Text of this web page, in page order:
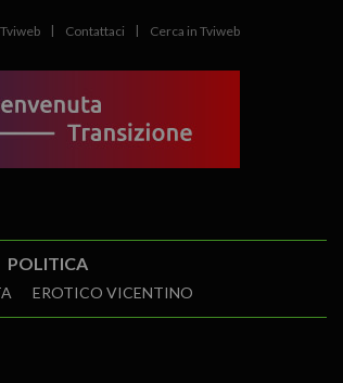
Contattaci Cerca in Tviweb
POLITICA
EROTICO VICENTINO